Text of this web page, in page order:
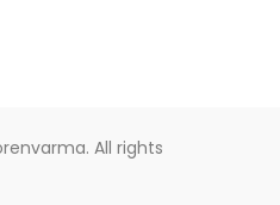
All rights